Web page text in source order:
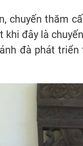
chuyến thăm
khi đây là
đà phát